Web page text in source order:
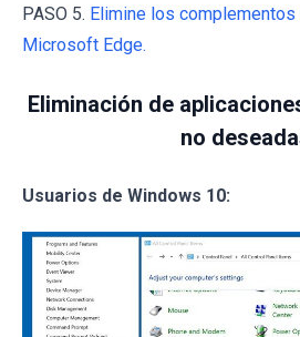
PASO 5. Elimine los
Microsoft Edge.
Eliminación de
no
Usuarios de Windows 10: